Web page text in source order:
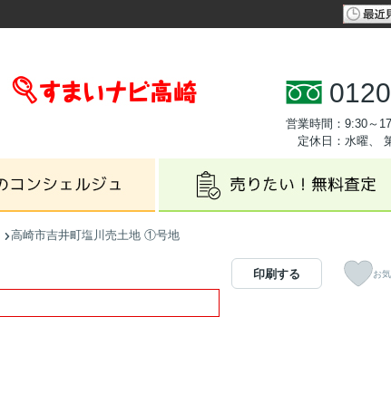
営業時間：9:30～
定休日：水曜、
高崎市吉井町塩川売土地 ①号地
印刷する お